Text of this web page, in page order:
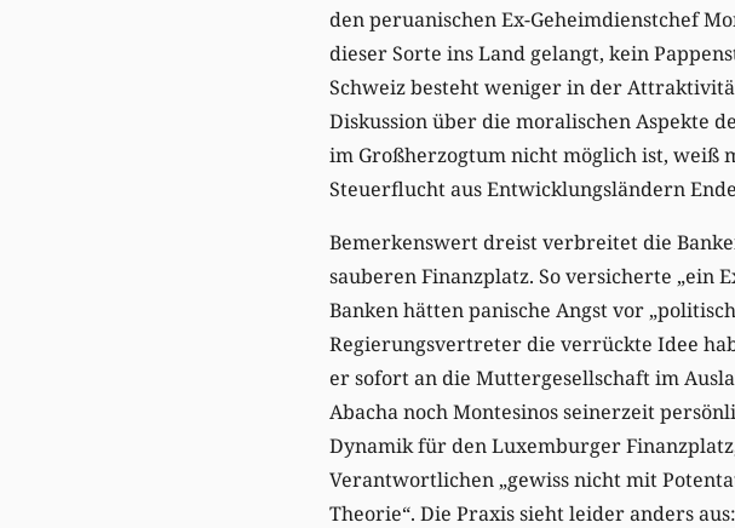
den peruanischen Ex-Geheimdienstchef
dieser Sorte ins Land gelangt, kein
Schweiz besteht weniger in der
Diskussion über die moralischen Aspekte
im Großherzogtum nicht möglich ist, weiß
Steuerflucht aus Entwicklungsländern
Bemerkenswert dreist verbreitet die
sauberen Finanzplatz. So versicherte „ein
Banken hätten panische Angst vor
Regierungsvertreter die verrückte Idee
er sofort an die Muttergesellschaft im
Abacha noch Montesinos seinerzeit
Dynamik für den Luxemburger
Verantwortlichen „gewiss nicht mit
Theorie“. Die Praxis sieht leider anders